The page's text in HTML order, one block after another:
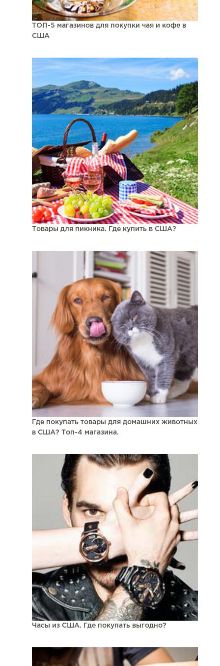
ТОП-5 магазинов для покупки чая и кофе в
США
Товары для пикника. Где купить в США?
Где покупать товары для домашних животных
в США? Топ-4 магазина.
Часы из США. Где покупать выгодно?